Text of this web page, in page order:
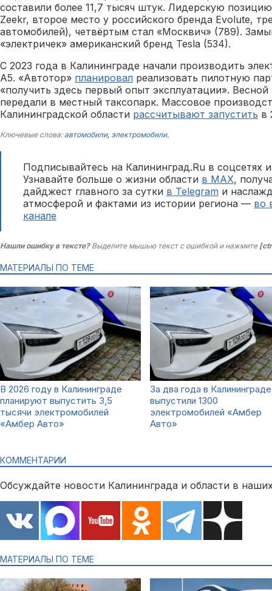
составили более 11,7 тысяч штук. Лидерскую
Zeekr, второе место у российского бренда Evolute,
автомобилей), четвёртым стал «Москвич» (789).
«электричек» американский бренд Tesla (534).
С 2023 года в Калининграде начали производить
А5. «Автотор» планировал реализовать пилотную
«‎получить здесь первый опыт эксплуатации»‎.
передали в местный таксопарк. Массовое
Калининградской области рассчитывают запустить в
Ключевые слова: автомобили, электромобили.
Подписывайтесь на Калининград.Ru в соцсетях
Узнавайте больше о жизни области в MAX,
дайджест главного за сутки в Telegram и
атмосферой и фактами из истории региона — во
канале
Нашли ошибку в тексте?Выделите мышью текст с ошибкой и нажмите
МАТЕРИАЛЫ ПО ТЕМЕ
В 2026 году в Калининграде
планируют выпустить 3,5
тысячи электромобилей
«Амбер Авто»
За два года в Калининграде
выпустили 1300
электромобилей «Амбер
Авто»
КОММЕНТАРИИ
Обсуждайте новости Калининграда и области в
МАТЕРИАЛЫ ПО ТЕМЕ